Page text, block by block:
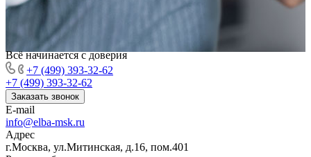
Всё начинается с доверия
+7 (499) 393-32-62
+7 (499) 393-32-62
Заказать звонок
E-mail
info@elba-msk.ru
Адрес
г.Москва, ул.Митинская, д.16, пом.401